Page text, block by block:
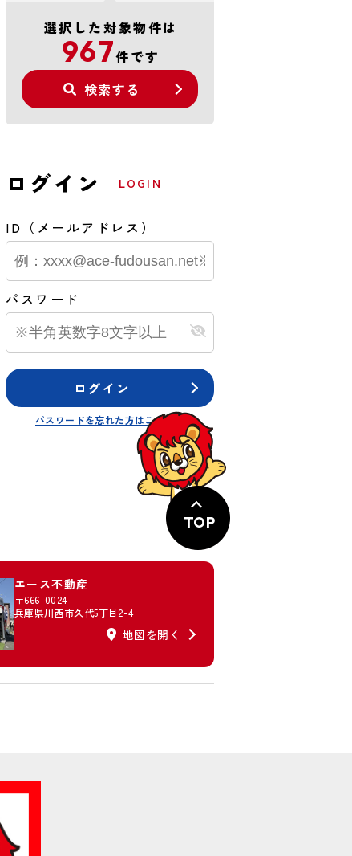
中古一戸建て
川西市東多田2丁目
3,950万円
選択した対象物件は
967件です
検索する
ログイン LOGIN
ID（メールアドレス）
パスワード
ログイン
パスワードを忘れた方はこちら≫
TOP
エース不動産
〒666-0024
兵庫県川西市久代5丁目2-4
地図を開く